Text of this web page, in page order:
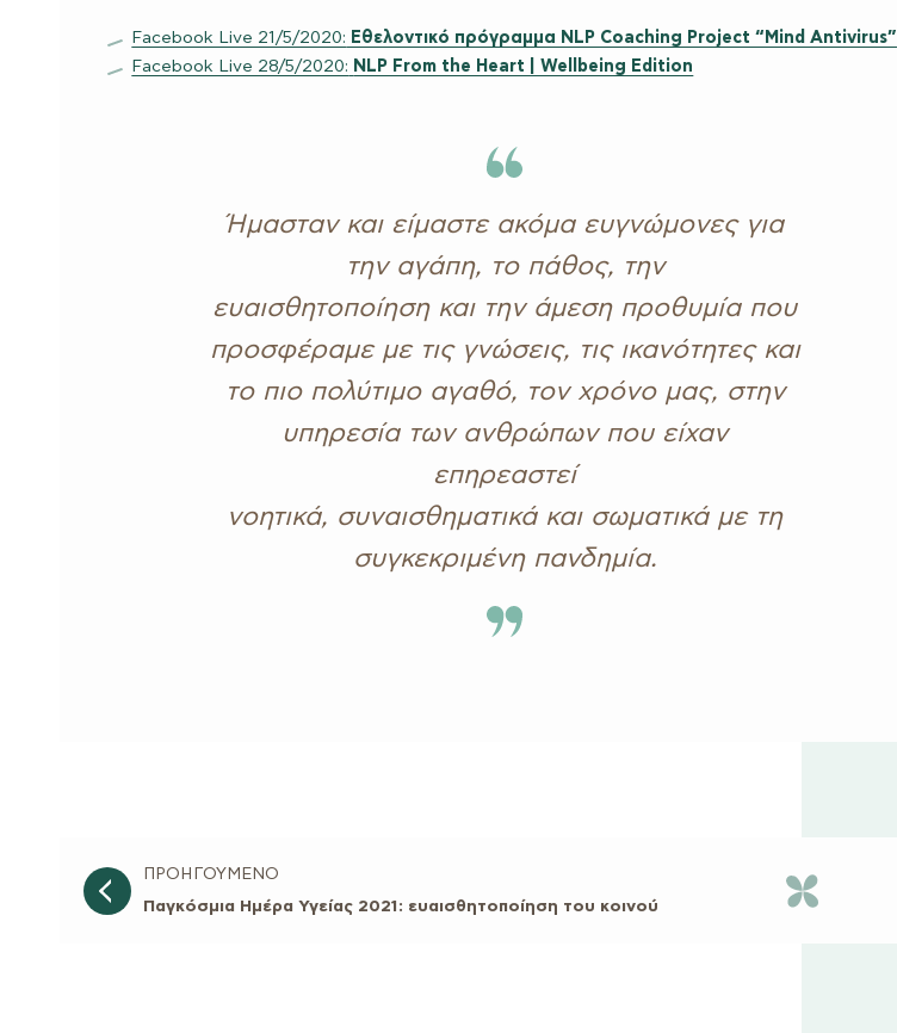
Facebook Live 21/5/2020: Eθελοντικό πρόγραμμα NLP Coaching Project “Mind Antivirus”
Facebook Live 28/5/2020: NLP From the Heart | Wellbeing Edition
Ήμασταν και είμαστε ακόμα ευγνώμονες για
την αγάπη, το πάθος, την
ευαισθητοποίηση και την άμεση προθυμία που
προσφέραμε με τις γνώσεις, τις ικανότητες και
το πιο πολύτιμο αγαθό, τον χρόνο μας, στην
υπηρεσία των ανθρώπων που είχαν
επηρεαστεί
νοητικά, συναισθηματικά και σωματικά με τη
συγκεκριμένη πανδημία.
ΠΡΟΗΓΟΥΜΕΝΟ
Παγκόσμια Ημέρα Υγείας 2021: ευαισθητοποίηση του κοινού